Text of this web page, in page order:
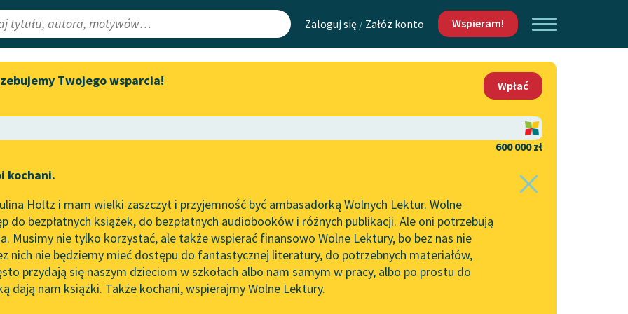
Zaloguj się / Załóż konto Wspieram!
Lektury
redakcyjne
Aktualności
„Prokurator Alicja Horn” do
literatury skandynawskiej
Spotkanie z Katarzyną Tunkiel
w Oslo
102. lata temu zmarł Joseph
Conrad
Mapa Wolnych Lektur
Leśmianator
API
OAI-PMH
Widget Wolnych Lektur
Kontakt
O projekcie
Zasady wykorzystania
Wolnych Lektur
Logotypy
Materiały promocyjne
Twojego wsparcia!
Wpłać
600 000 zł
kochani.
Holtz i mam wielki zaszczyt i przyjemność być ambasadorką Wolnych Lektur. Wolne
do bezpłatnych książek, do bezpłatnych audiobooków i różnych publikacji. Ale oni potrzebują
Musimy nie tylko korzystać, ale także wspierać finansowo Wolne Lektury, bo bez nas nie
nich nie będziemy mieć dostępu do fantastycznej literatury, do potrzebnych materiałów,
przydają się naszym dzieciom w szkołach albo nam samym w pracy, albo po prostu do
dają nam książki. Także kochani, wspierajmy Wolne Lektury.
Rozpruwacze